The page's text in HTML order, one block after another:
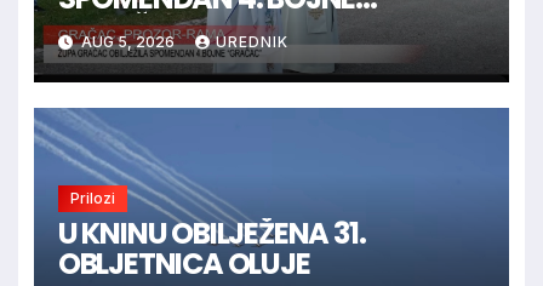
“GRAČAC”
AUG 5, 2026 UREDNIK
Prilozi
U KNINU OBILJEŽENA 31.
OBLJETNICA OLUJE